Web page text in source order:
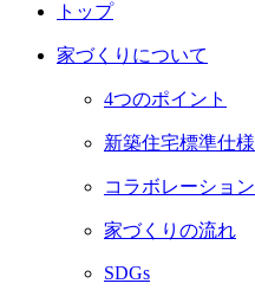
トップ
家づくりについて
4つのポイント
新築住宅標準仕様
コラボレーション
家づくりの流れ
SDGs